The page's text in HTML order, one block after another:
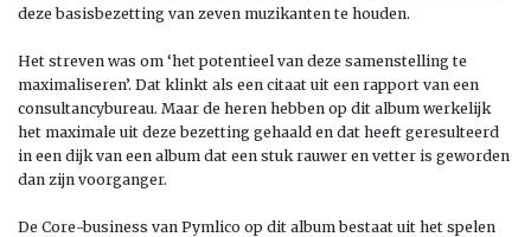
deze basisbezetting van zeven muzikanten te houden.
Het streven was om ‘het potentieel van deze samenstelling te
maximaliseren’. Dat klinkt als een citaat uit een rapport van een
consultancybureau. Maar de heren hebben op dit album werkelijk
het maximale uit deze bezetting gehaald en dat heeft geresulteerd
in een dijk van een album dat een stuk rauwer en vetter is geworden
dan zijn voorganger.
De Core-business van Pymlico op dit album bestaat uit het spelen